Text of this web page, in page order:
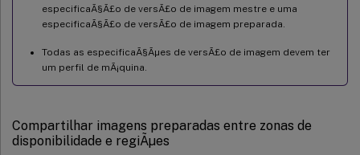
especificaÃ§Ã£o de versÃ£o de imagem mestre e uma
especificaÃ§Ã£o de versÃ£o de imagem preparada.
Todas as especificaÃ§Ãµes de versÃ£o de imagem devem ter
um perfil de mÃ¡quina.
Compartilhar imagens preparadas entre zonas de
disponibilidade e regiÃµes